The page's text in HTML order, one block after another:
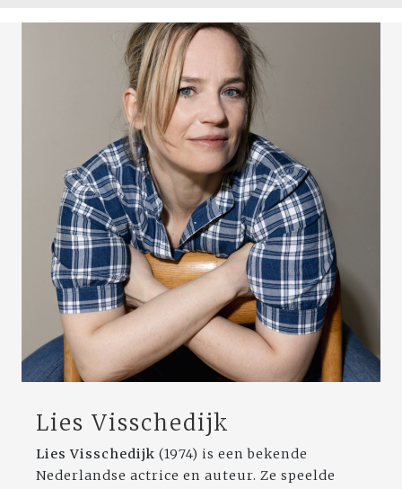
Lies Visschedijk
Lies Visschedijk (1974) is een bekende
Nederlandse actrice en auteur. Ze speelde